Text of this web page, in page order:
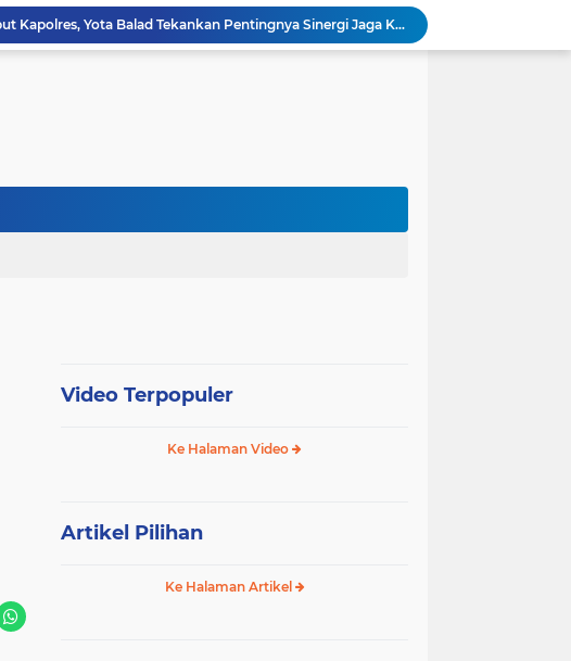
Pisah Sambut Kapolres, Yota Balad Tekankan Pentingnya Sinergi Jaga Kondusivitas Daerah
Wali Kota Pariaman Minta Inovasi OPD Berdampak Nyata pada Pelayanan Publik
Wali Kota Pariaman Ajukan Rancangan KUA-PPAS APBD 2027, Pendapatan Diproyeksikan Rp626,1 Miliar
Video Terpopuler
Ke Halaman Video
Artikel Pilihan
Ke Halaman Artikel